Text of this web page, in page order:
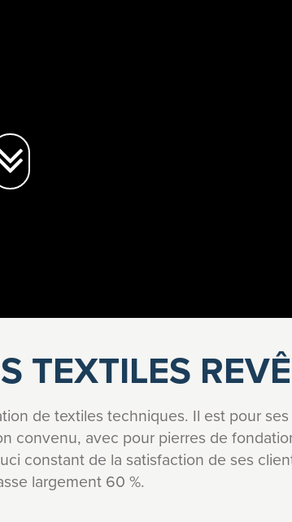
TEXTILES
de textiles techniques. Il est pour
convenu, avec pour pierres de
constant de la satisfaction de ses
largement 60 %.